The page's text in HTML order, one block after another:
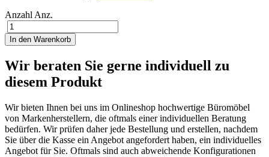
Anzahl Anz.
In den Warenkorb
Wir beraten Sie gerne individuell zu
diesem Produkt
Wir bieten Ihnen bei uns im Onlineshop hochwertige Büromöbel
von Markenherstellern, die oftmals einer individuellen Beratung
bedürfen. Wir prüfen daher jede Bestellung und erstellen, nachdem
Sie über die Kasse ein Angebot angefordert haben, ein individuelles
Angebot für Sie. Oftmals sind auch abweichende Konfigurationen